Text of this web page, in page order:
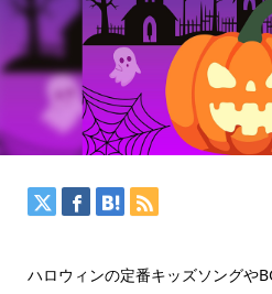
ハロウィンの定番キッズソングや